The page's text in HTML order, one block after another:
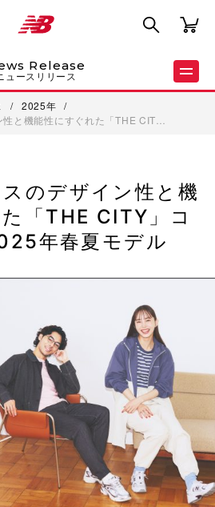
Release
ュースリリース
/ 2025年
/
と機能性にすぐれた「THE CIT…
のデザイン性と機
「THE CITY」コ
年春夏モデル